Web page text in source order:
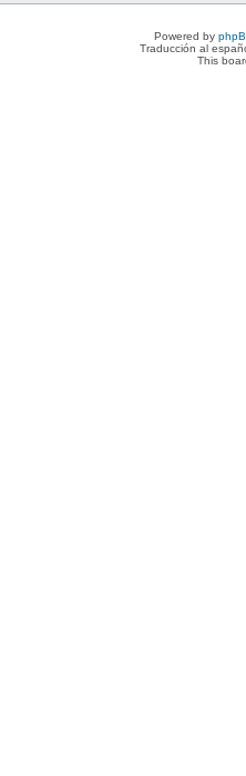
Powered by
Traducción al
This